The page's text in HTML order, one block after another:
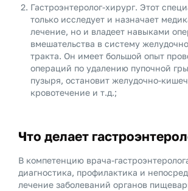
Гастроэнтеролог-хирург. Этот
только исследует и назначает
лечение, но и владеет навыками
вмешательства в систему
тракта. Он имеет большой опыт
операций по удалению пупочной
пузыря, остановит желудочно-
кровотечение и т.д.;
Что делает
В компетенцию врача-
диагностика, профилактика и
лечение заболеваний органов